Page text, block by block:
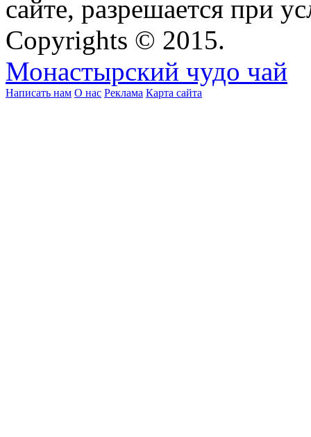
сайте, разрешается при
Copyrights © 2015.
Монастырский чудо чай
Написать нам О нас Реклама Карта сайта